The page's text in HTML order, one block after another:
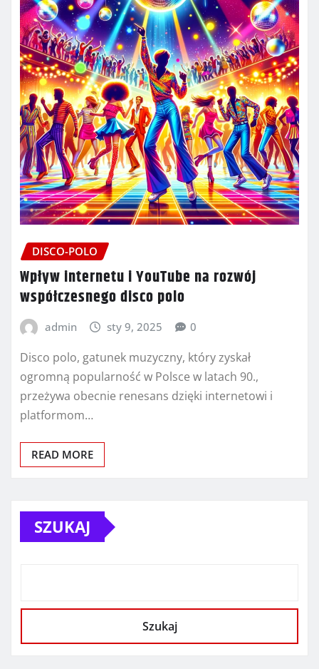
DISCO-POLO
Wpływ internetu i YouTube na rozwój
współczesnego disco polo
admin sty 9, 2025 0
Disco polo, gatunek muzyczny, który zyskał
ogromną popularność w Polsce w latach 90.,
przeżywa obecnie renesans dzięki internetowi i
platformom…
READ MORE
SZUKAJ
Szukaj